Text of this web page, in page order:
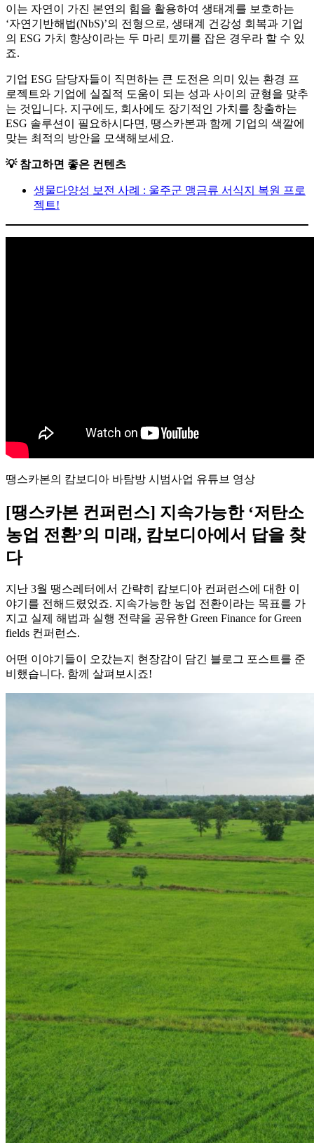
이는 자연이 가진 본연의 힘을 활용하여 생태계를 보호하는
‘자연기반해법(NbS)’의 전형으로, 생태계 건강성 회복과 기업
의 ESG 가치 향상이라는 두 마리 토끼를 잡은 경우라 할 수 있
죠.
기업 ESG 담당자들이 직면하는 큰 도전은 의미 있는 환경 프
로젝트와 기업에 실질적 도움이 되는 성과 사이의 균형을 맞추
는 것입니다. 지구에도, 회사에도 장기적인 가치를 창출하는
ESG 솔루션이 필요하시다면, 땡스카본과 함께 기업의 색깔에
맞는 최적의 방안을 모색해보세요.
💡 참고하면 좋은 컨텐츠
생물다양성 보전 사례 : 울주군 맹금류 서식지 복원 프로
젝트!
땡스카본의 캄보디아 바탐방 시범사업 유튜브 영상
[땡스카본 컨퍼런스] 지속가능한 ‘저탄소
농업 전환’의 미래, 캄보디아에서 답을 찾
다
지난 3월 땡스레터에서 간략히 캄보디아 컨퍼런스에 대한 이
야기를 전해드렸었죠. 지속가능한 농업 전환이라는 목표를 가
지고 실제 해법과 실행 전략을 공유한 Green Finance for Green
fields 컨퍼런스.
어떤 이야기들이 오갔는지 현장감이 담긴 블로그 포스트를 준
비했습니다. 함께 살펴보시죠!